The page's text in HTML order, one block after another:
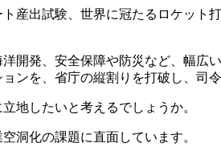
産出試験、世界に冠たるロケット
開発、安全保障や防災など、幅広
ンを、省庁の縦割りを打破し、司
地したいと考えるでしょうか。
洞化の課題に直面しています。